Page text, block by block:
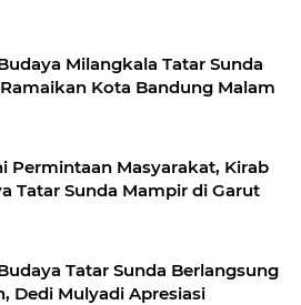
Milangkala Tatar Sunda
Kota Bandung Malam
Permintaan Masyarakat, Kirab
Tatar Sunda Mampir di Garut
Tatar Sunda Berlangsung
Dedi Mulyadi Apresiasi